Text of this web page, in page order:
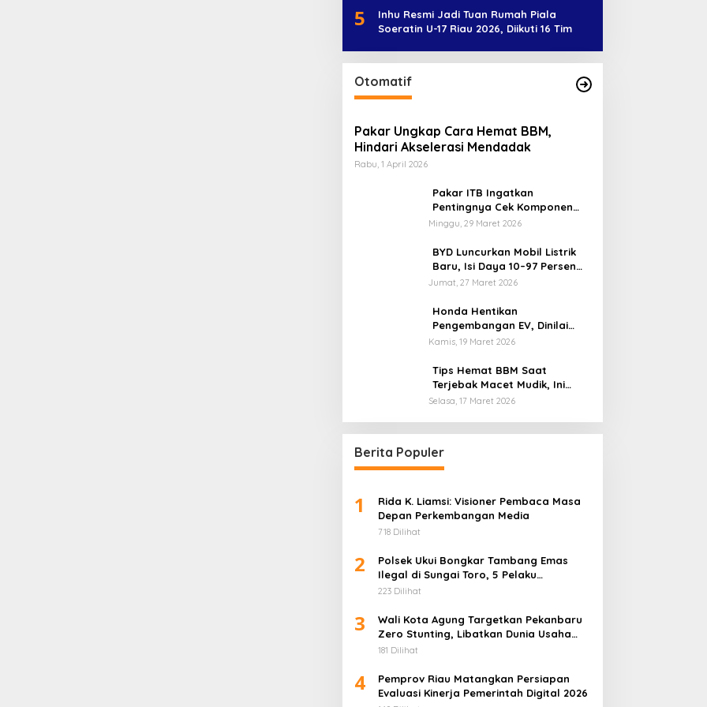
5
Inhu Resmi Jadi Tuan Rumah Piala
Soeratin U-17 Riau 2026, Diikuti 16 Tim
Otomatif
Pakar Ungkap Cara Hemat BBM,
Hindari Akselerasi Mendadak
Rabu, 1 April 2026
Pakar ITB Ingatkan
Pentingnya Cek Komponen
Kendaraan Usai Mudik
Minggu, 29 Maret 2026
BYD Luncurkan Mobil Listrik
Baru, Isi Daya 10–97 Persen
Hanya 9 Menit
Jumat, 27 Maret 2026
Honda Hentikan
Pengembangan EV, Dinilai
Kian Tertinggal di Industri
Kamis, 19 Maret 2026
Tips Hemat BBM Saat
Terjebak Macet Mudik, Ini
Saran Pakar ITB
Selasa, 17 Maret 2026
Berita Populer
1
Rida K. Liamsi: Visioner Pembaca Masa
Depan Perkembangan Media
718 Dilihat
2
Polsek Ukui Bongkar Tambang Emas
Ilegal di Sungai Toro, 5 Pelaku
Diamankan
223 Dilihat
3
Wali Kota Agung Targetkan Pekanbaru
Zero Stunting, Libatkan Dunia Usaha
Penuhi Gizi Anak
181 Dilihat
4
Pemprov Riau Matangkan Persiapan
Evaluasi Kinerja Pemerintah Digital 2026